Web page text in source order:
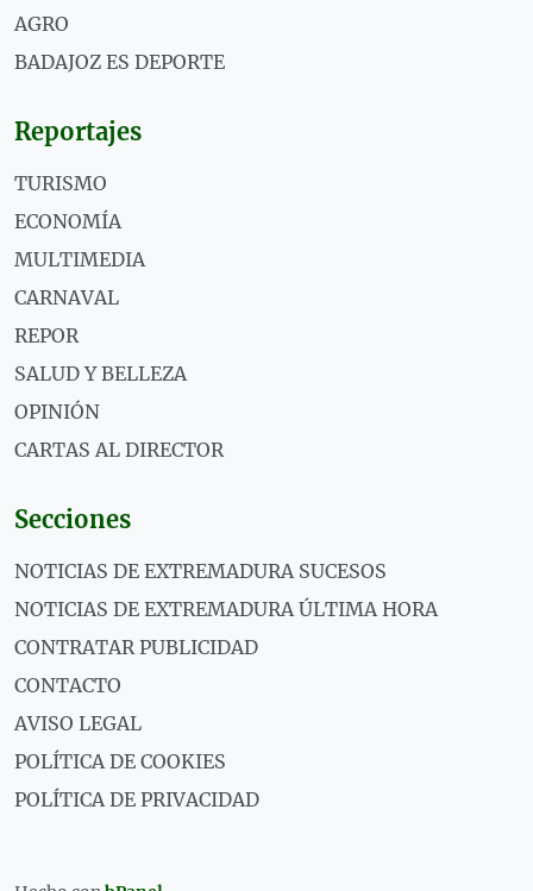
AGRO
BADAJOZ ES DEPORTE
Reportajes
TURISMO
ECONOMÍA
MULTIMEDIA
CARNAVAL
REPOR
SALUD Y BELLEZA
OPINIÓN
CARTAS AL DIRECTOR
Secciones
NOTICIAS DE EXTREMADURA SUCESOS
NOTICIAS DE EXTREMADURA ÚLTIMA HORA
CONTRATAR PUBLICIDAD
CONTACTO
AVISO LEGAL
POLÍTICA DE COOKIES
POLÍTICA DE PRIVACIDAD